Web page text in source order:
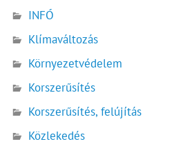
INFÓ
Klímaváltozás
Környezetvédelem
Korszerűsítés
Korszerűsítés, felújítás
Közlekedés